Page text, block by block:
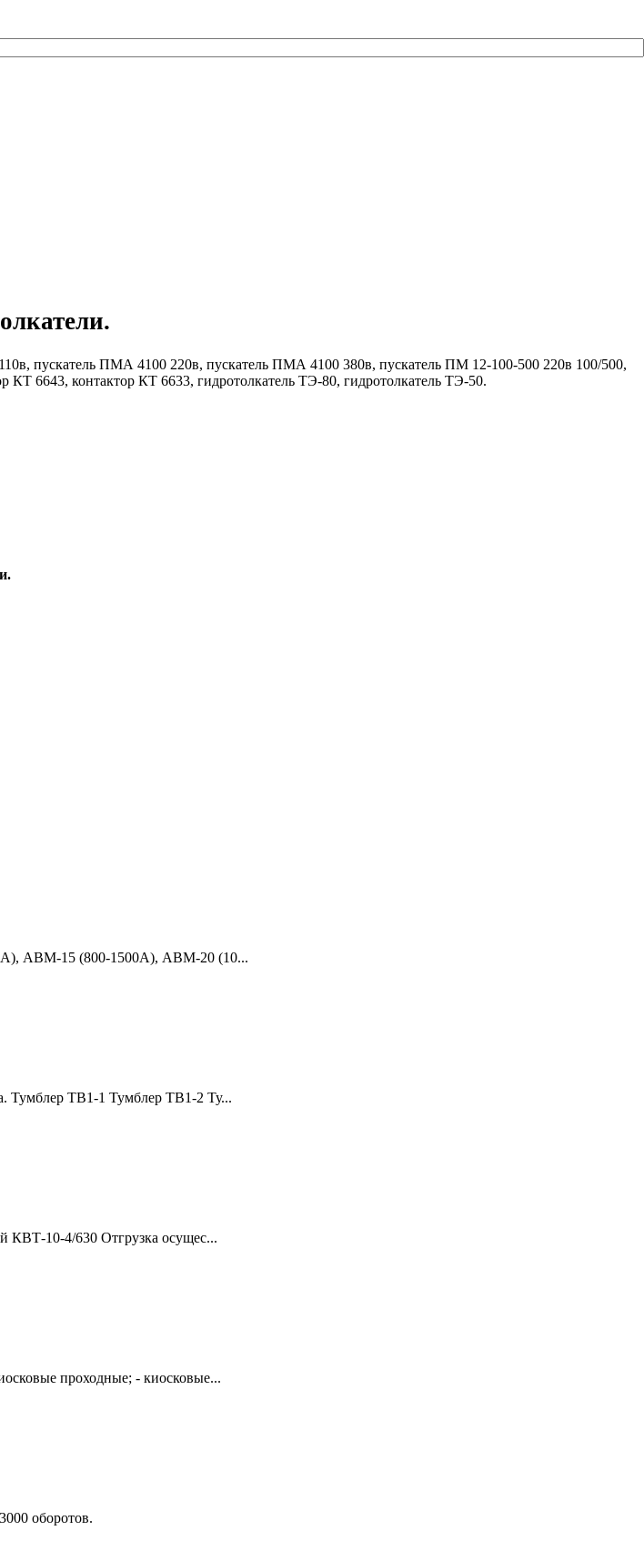
пускатель ПМА 4100 220в, пускатель ПМА 4100 380в, пускатель ПМ 12-100-500 220в 100/500,
6643, контактор КТ 6633, гидротолкатель ТЭ-80, гидротолкатель ТЭ-50.
АВМ-15 (800-1500А), АВМ-20 (10...
Тумблер ТВ1-1 Тумблер ТВ1-2 Ту...
КВТ-10-4/630 Отгрузка осущес...
проходные; - киосковые...
оборотов.